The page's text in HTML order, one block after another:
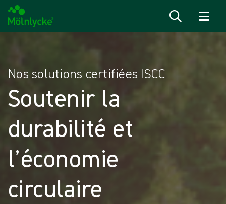
Nos solutions certifiées ISCC
Soutenir la
durabilité et
l’économie
circulaire